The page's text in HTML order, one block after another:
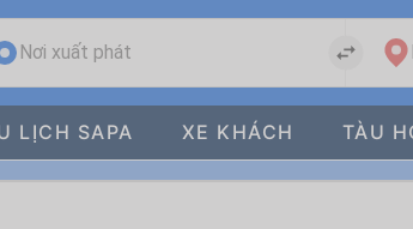
Nơi xuất phát
LỊCH SAPA XE KHÁCH TÀU